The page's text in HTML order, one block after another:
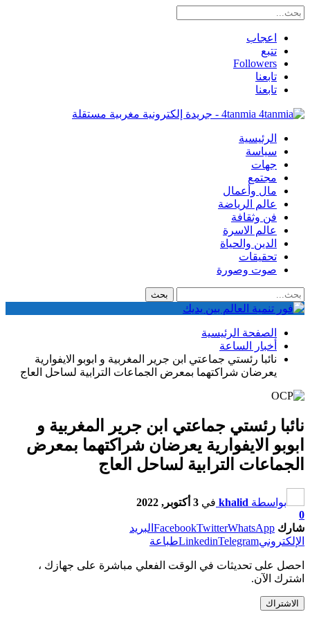
اعجاب
تتبع
Followers
تابعنا
تابعنا
4tanmia - جريدة إلكترونية مغربية مستقلة
الرئيسية
سياسة
جهات
مجتمع
مال وأعمال
عالم الرياضة
فن وثقافة
عالم الاسرة
الدين والحياة
تحقيقات
صوت وصورة
الصفحة الرئيسية
أخبار الساعة
نائبا رئستي جماعتي ابن جرير المغربية و ابوبو الايفوارية
يعرضان شراكتهما بمعرض الجماعات الترابية لساحل العاج
نائبا رئستي جماعتي ابن جرير المغربية و
ابوبو الايفوارية يعرضان شراكتهما بمعرض
الجماعات الترابية لساحل العاج
بواسطة khalid في 3 أكتوبر, 2022
0
شارك
FacebookTwitterWhatsApp
البريد
الإلكتروني
LinkedinTelegram طباعة
احصل على تحديثات في الوقت الفعلي مباشرة على جهازك ،
اشترك الآن.
الاشتراك